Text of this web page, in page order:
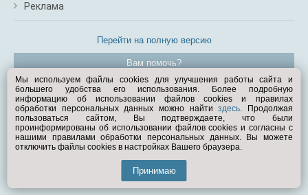
Реклама
Перейти на полную версию
Вам помочь?
© Exist.ru 1998—2026
Мы используем файлы cookies для улучшения работы сайта и
большего удобства его использования. Более подробную
информацию об использовании файлов cookies и правилах
обработки персональных данных можно найтиздесь. Продолжая
пользоваться сайтом, Вы подтверждаете, что были
проинформированы об использовании файлов cookies и согласны с
нашими правилами обработки персональных данных. Вы можете
отключить файлы cookies в настройках Вашего браузера.
Принимаю